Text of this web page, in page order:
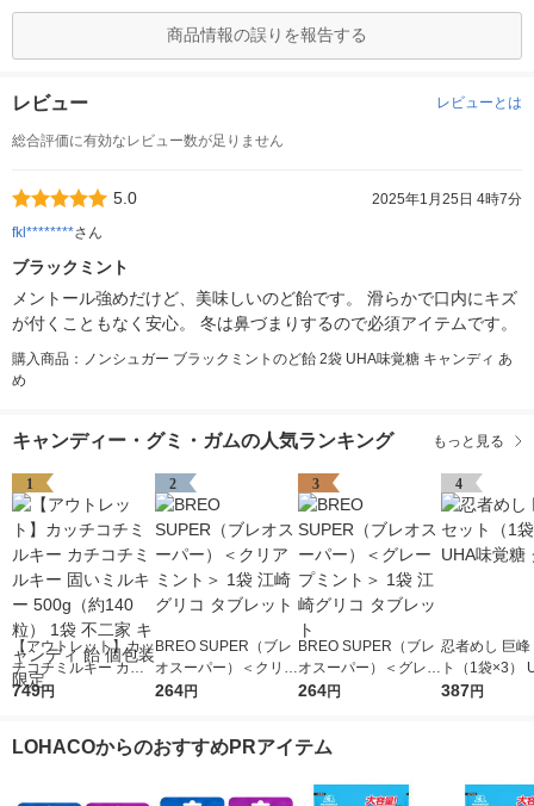
商品情報の誤りを報告する
レビュー レビューとは
総合評価に有効なレビュー数が足りません
5.0
2025年1月25日 4時7分
fkl********さん
ブラックミント
メントール強めだけど、美味しいのど飴です。 滑らかで口内にキズ
が付くこともなく安心。 冬は鼻づまりするので必須アイテムです。
購入商品：ノンシュガー ブラックミントのど飴 2袋 UHA味覚糖 キャンディ あ
め
キャンディー・グミ・ガムの人気ランキング もっと見る
1
【アウトレット】カッ
チコチミルキー カチ
コチミルキー 固いミ
ンディ 飴 個包装 限定
749円
2
BREO SUPER（ブレ
オスーパー）＜クリア
ミント＞ 1袋 江崎グ
264円
3
BREO SUPER（ブレ
オスーパー）＜グレー
プミント＞ 1袋 江崎
264円
4
忍者めし 巨峰
ト（1袋×3）
覚糖 グミ
387円
LOHACOからのおすすめPRアイテム